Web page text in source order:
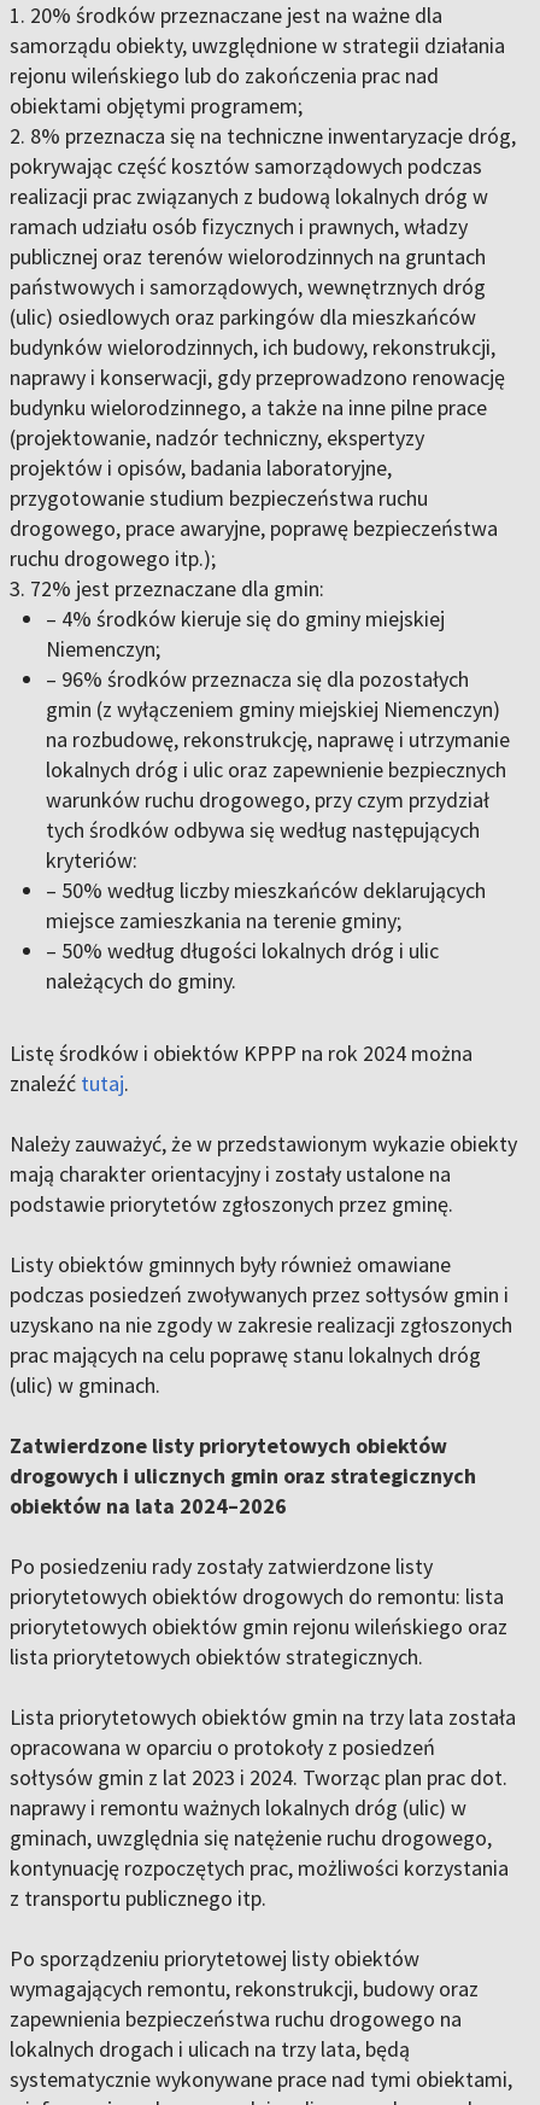
1. 20% środków przeznaczane jest na ważne dla
samorządu obiekty, uwzględnione w strategii działania
rejonu wileńskiego lub do zakończenia prac nad
obiektami objętymi programem;
2. 8% przeznacza się na techniczne inwentaryzacje dróg,
pokrywając część kosztów samorządowych podczas
realizacji prac związanych z budową lokalnych dróg w
ramach udziału osób fizycznych i prawnych, władzy
publicznej oraz terenów wielorodzinnych na gruntach
państwowych i samorządowych, wewnętrznych dróg
(ulic) osiedlowych oraz parkingów dla mieszkańców
budynków wielorodzinnych, ich budowy, rekonstrukcji,
naprawy i konserwacji, gdy przeprowadzono renowację
budynku wielorodzinnego, a także na inne pilne prace
(projektowanie, nadzór techniczny, ekspertyzy
projektów i opisów, badania laboratoryjne,
przygotowanie studium bezpieczeństwa ruchu
drogowego, prace awaryjne, poprawę bezpieczeństwa
ruchu drogowego itp.);
3. 72% jest przeznaczane dla gmin:
– 4% środków kieruje się do gminy miejskiej
Niemenczyn;
– 96% środków przeznacza się dla pozostałych
gmin (z wyłączeniem gminy miejskiej Niemenczyn)
na rozbudowę, rekonstrukcję, naprawę i utrzymanie
lokalnych dróg i ulic oraz zapewnienie bezpiecznych
warunków ruchu drogowego, przy czym przydział
tych środków odbywa się według następujących
kryteriów:
– 50% według liczby mieszkańców deklarujących
miejsce zamieszkania na terenie gminy;
– 50% według długości lokalnych dróg i ulic
należących do gminy.
Listę środków i obiektów KPPP na rok 2024 można
znaleźć tutaj.
Należy zauważyć, że w przedstawionym wykazie obiekty
mają charakter orientacyjny i zostały ustalone na
podstawie priorytetów zgłoszonych przez gminę.
Listy obiektów gminnych były również omawiane
podczas posiedzeń zwoływanych przez sołtysów gmin i
uzyskano na nie zgody w zakresie realizacji zgłoszonych
prac mających na celu poprawę stanu lokalnych dróg
(ulic) w gminach.
Zatwierdzone listy priorytetowych obiektów
drogowych i ulicznych gmin oraz strategicznych
obiektów na lata 2024–2026
Po posiedzeniu rady zostały zatwierdzone listy
priorytetowych obiektów drogowych do remontu: lista
priorytetowych obiektów gmin rejonu wileńskiego oraz
lista priorytetowych obiektów strategicznych.
Lista priorytetowych obiektów gmin na trzy lata została
opracowana w oparciu o protokoły z posiedzeń
sołtysów gmin z lat 2023 i 2024. Tworząc plan prac dot.
naprawy i remontu ważnych lokalnych dróg (ulic) w
gminach, uwzględnia się natężenie ruchu drogowego,
kontynuację rozpoczętych prac, możliwości korzystania
z transportu publicznego itp.
Po sporządzeniu priorytetowej listy obiektów
wymagających remontu, rekonstrukcji, budowy oraz
zapewnienia bezpieczeństwa ruchu drogowego na
lokalnych drogach i ulicach na trzy lata, będą
systematycznie wykonywane prace nad tymi obiektami,